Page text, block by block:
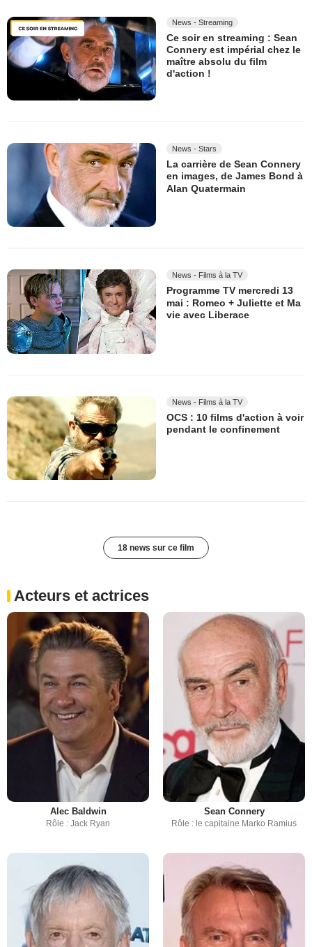
News - Streaming
Ce soir en streaming : Sean
Connery est impérial chez le
maître absolu du film
d'action !
News - Stars
La carrière de Sean Connery
en images, de James Bond à
Alan Quatermain
News - Films à la TV
Programme TV mercredi 13
mai : Romeo + Juliette et Ma
vie avec Liberace
News - Films à la TV
OCS : 10 films d'action à voir
pendant le confinement
18 news sur ce film
Acteurs et actrices
Alec Baldwin
Rôle : Jack Ryan
Sean Connery
Rôle : le capitaine Marko Ramius